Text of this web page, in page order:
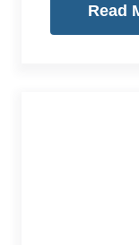
Read